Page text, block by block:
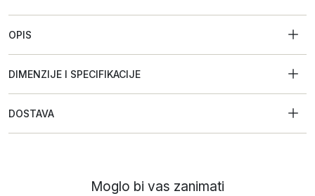
OPIS
DIMENZIJE I SPECIFIKACIJE
DOSTAVA
Moglo bi vas zanimati